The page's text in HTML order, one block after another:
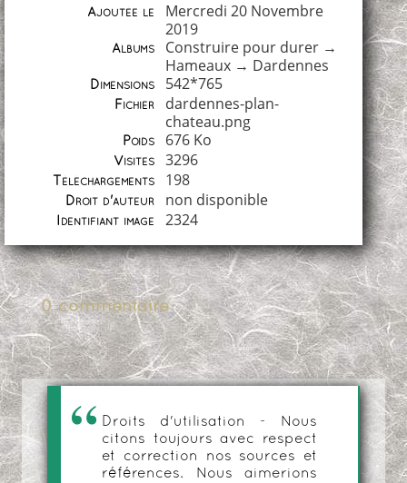
Ajoutée le
Mercredi 20 Novembre
2019
Albums Construire pour durer→
Hameaux→ Dardennes
Dimensions 542*765
Fichier
dardennes-plan-
chateau.png
Poids 676 Ko
Visites 3296
Téléchargements 198
Droit d'auteur non disponible
Identifiant image 2324
0 commentaire
Droits d'utilisation - Nous
citons toujours avec respect
et correction nos sources et
références. Nous aimerions